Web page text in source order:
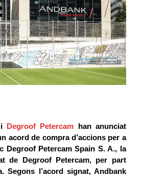
Degroof Petercam han anunciat
acord de compra d’accions per a
Degroof Petercam Spain S. A., la
de Degroof Petercam, per part
Segons l’acord signat, Andbank